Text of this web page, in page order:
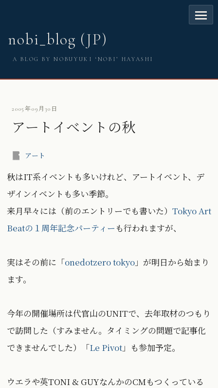
nobi_blog (JP)
A BLOG BY NOBUYUKI ‘NOBI’ HAYASHI
2005年09月30日
アートイベントの秋
アート
秋はIT系イベントも多いけれど、アートイベント、デ
ザインイベントも多い季節。
来月早々には（前のエントリーでも書いた） Tokyo Art
Beatの１周年記念パーティー も行われますが、
実はその前に「onedotzero tokyo 」が明日から始まり
ます。
今年の開催場所は代官山のUNITで、去年取材のつもり
で訪問した（すみません。タイミングの問題で記事化
できませんでした）「Le Pivot 」も参加予定。
ウエラや英TONI & GUYなんかのCMもつくっている